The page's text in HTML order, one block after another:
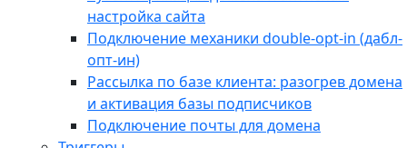
настройка сайта
Подключение механики double-opt-in (дабл-
опт-ин)
Рассылка по базе клиента: разогрев домена
и активация базы подписчиков
Подключение почты для домена